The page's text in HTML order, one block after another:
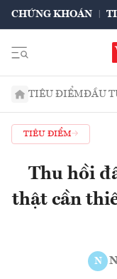
CHỨNG KHOÁN
TIÊU ĐIỂMĐẦU
TIÊU ĐIỂM
Thu hồi
thật cần
N